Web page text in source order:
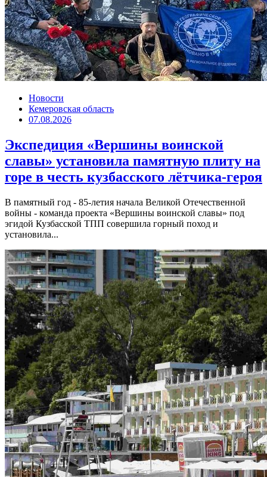
Новости
Кемеровская область
07.08.2026
Экспедиция «Вершины воинской
славы» установила памятную плиту на
горе в честь кузбасского лётчика-героя
В памятный год - 85-летия начала Великой Отечественной
войны - команда проекта «Вершины воинской славы» под
эгидой Кузбасской ТПП совершила горный поход и
установила...